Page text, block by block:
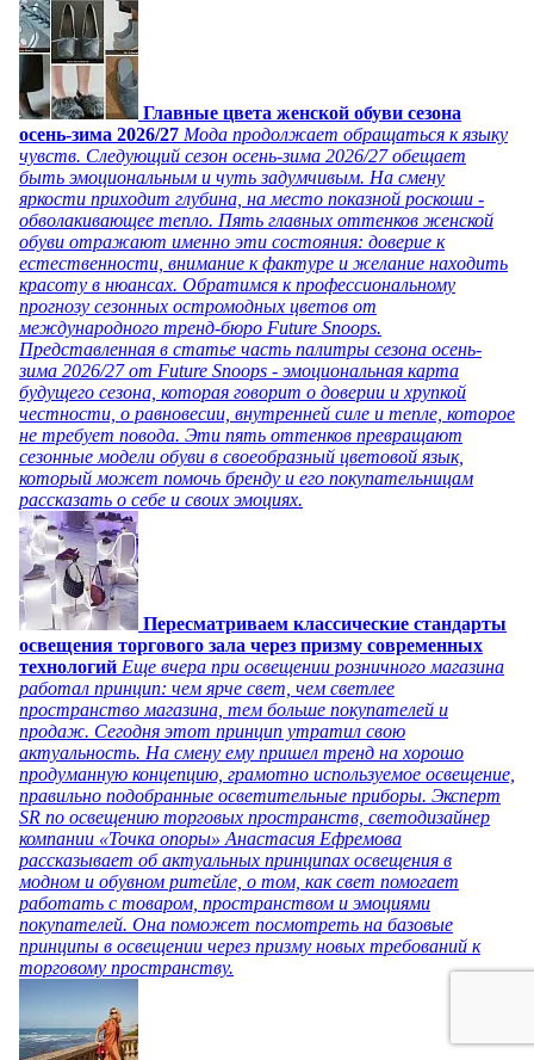
Главные цвета женской обуви сезона
осень-зима 2026/27 Мода продолжает обращаться к языку
чувств. Следующий сезон осень-зима 2026/27 обещает
быть эмоциональным и чуть задумчивым. На смену
яркости приходит глубина, на место показной роскоши -
обволакивающее тепло. Пять главных оттенков женской
обуви отражают именно эти состояния: доверие к
естественности, внимание к фактуре и желание находить
красоту в нюансах. Обратимся к профессиональному
прогнозу сезонных остромодных цветов от
международного тренд-бюро Future Snoops.
Представленная в статье часть палитры сезона осень-
зима 2026/27 от Future Snoops - эмоциональная карта
будущего сезона, которая говорит о доверии и хрупкой
честности, о равновесии, внутренней силе и тепле, которое
не требует повода. Эти пять оттенков превращают
сезонные модели обуви в своеобразный цветовой язык,
который может помочь бренду и его покупательницам
рассказать о себе и своих эмоциях.
Пересматриваем классические стандарты
освещения торгового зала через призму современных
технологий Еще вчера при освещении розничного магазина
работал принцип: чем ярче свет, чем светлее
пространство магазина, тем больше покупателей и
продаж. Сегодня этот принцип утратил свою
актуальность. На смену ему пришел тренд на хорошо
продуманную концепцию, грамотно используемое освещение,
правильно подобранные осветительные приборы. Эксперт
SR по освещению торговых пространств, светодизайнер
компании «Точка опоры» Анастасия Ефремова
рассказывает об актуальных принципах освещения в
модном и обувном ритейле, о том, как свет помогает
работать с товаром, пространством и эмоциями
покупателей. Она поможет посмотреть на базовые
принципы в освещении через призму новых требований к
торговому пространству.